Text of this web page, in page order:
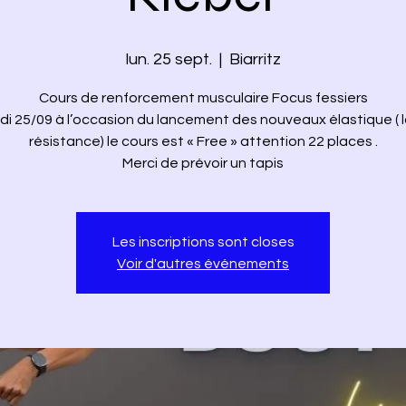
lun. 25 sept.
  |
Biarritz
Cours de renforcement musculaire Focus fessiers
25/09 à l’occasion du lancement des nouveaux élastique (
résistance) le cours est « Free » attention 22 places .
Les inscriptions sont closes
Voir d'autres événements